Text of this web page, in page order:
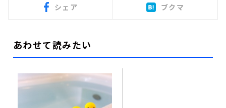
シェア ブクマ
あわせて読みたい